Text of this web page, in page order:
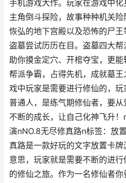
手机游戏大作。玩家在游戏中
主角倒斗探险，故事种种机关
恢弘的地下宫殿以及恐怖的尸
盗墓尝试历历在目。盗墓四大帮
助你摸金定穴、开棺夺宝，更
帮派争霸，占得先机，成就墓
戏中玩家是需要进行修仙的，
普通人，是练气期修仙者，要
不断的成长，让自己化神飞升
演nNO.8无尽修真路n标签：放
真路是一款好玩的文字放置卡
意思，玩家就是需要不断的进
的修仙之旅。作为一名修仙者